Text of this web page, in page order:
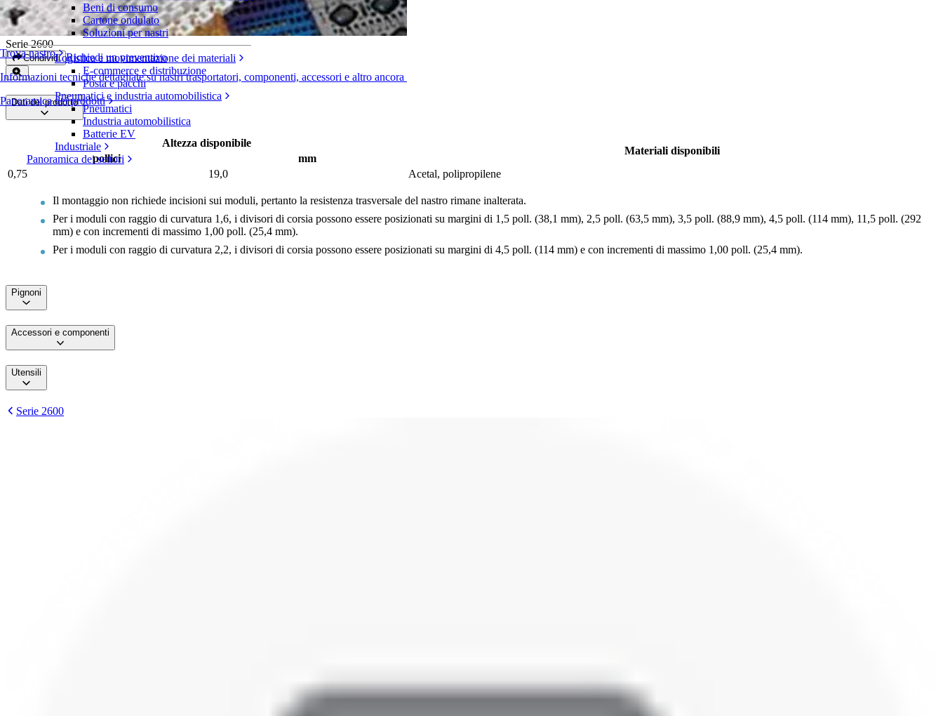
Trova nastro
Informazioni tecniche dettagliate su nastri trasportatori, componenti, accessori e altro ancora
Panoramica dei prodotti
Beni di consumo
Cartone ondulato
Soluzioni per nastri
Logistica e movimentazione dei materiali
E-commerce e distribuzione
Posta e pacchi
Pneumatici e industria automobilistica
Pneumatici
Industria automobilistica
Batterie EV
Industriale
Panoramica dei settori
Divisore di corsia
Serie 2600
Condividi Richiedi un preventivo
Dati del prodotto
Altezza disponibile
Materiali disponibili
pollici
mm
0,75
19,0 Acetal, polipropilene
Il montaggio non richiede incisioni sui moduli, pertanto la resistenza trasversale del nastro rimane inalterata.
Per i moduli con raggio di curvatura 1,6, i divisori di corsia possono essere posizionati su margini di 1,5 poll. (38,1 mm), 2,5 poll. (63,5 mm), 3,5 poll. (88,9 mm), 4,5 poll. (114 mm), 11,5 poll. (292
mm) e con incrementi di massimo 1,00 poll. (25,4 mm).
Per i moduli con raggio di curvatura 2,2, i divisori di corsia possono essere posizionati su margini di 4,5 poll. (114 mm) e con incrementi di massimo 1,00 poll. (25,4 mm).
Pignoni
Accessori e componenti
Utensili
Serie 2600